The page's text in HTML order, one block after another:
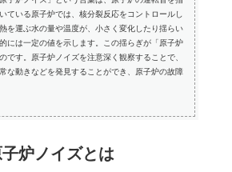
ている原子炉では、核分裂反応をコントロールし
を運ぶ水の量や温度が、小さく変化したり揺らい
には一定の値を示します。この揺らぎが「原子炉
です。原子炉ノイズを注意深く観察することで、
な動きなどを発見することができ、原子炉の故障
子炉ノイズとは